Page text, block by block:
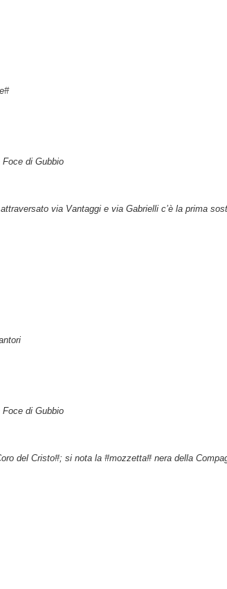
Foce di Gubbio
via Vantaggi e via Gabrielli c’è la prima
Foce di Gubbio
del Cristo#; si nota la #mozzetta# nera della